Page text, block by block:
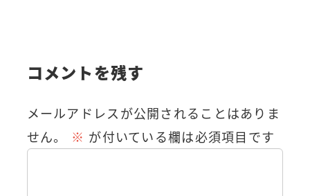
コメントを残す
メールアドレスが公開されることはありま
せん。
※ が付いている欄は必須項目です